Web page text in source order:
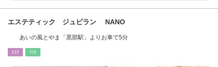
エステティック ジュビラン NANO
あいの風とやま「黒部駅」よりお車で5分
ｴｽﾃ ﾘﾗｸ